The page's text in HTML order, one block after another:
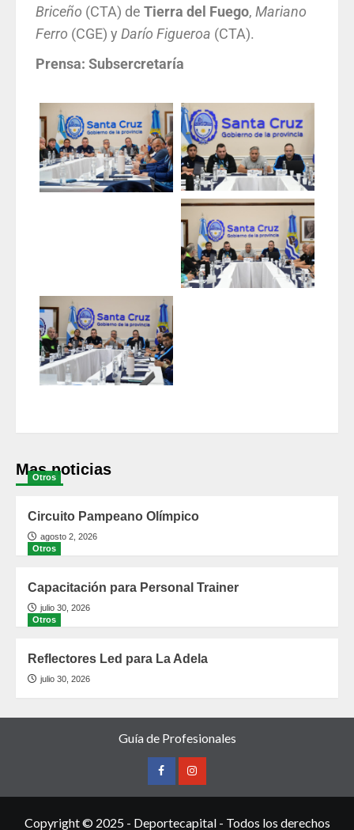
Briceño (CTA) de Tierra del Fuego, Mariano
Ferro (CGE) y Darío Figueroa (CTA).
Prensa: Subsercretaría
Mas noticias
Otros
Circuito Pampeano Olímpico
agosto 2, 2026
Otros
Capacitación para Personal Trainer
julio 30, 2026
Otros
Reflectores Led para La Adela
julio 30, 2026
Guía de Profesionales
Copyright © 2025 - Deportecapital - Todos los derechos